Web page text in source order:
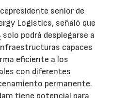
senior de
Logistics, señaló que
solo podrá desplegarse a
capaces
eficiente a los
con diferentes
permanente.
tiene potencial para